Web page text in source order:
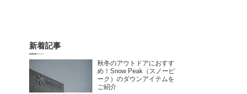
新着記事
秋冬のアウトドアにおすす
め！Snow Peak（スノーピ
ーク）のダウンアイテムを
ご紹介